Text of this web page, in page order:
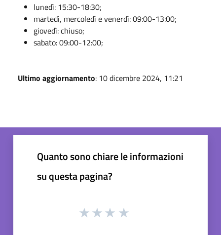
lunedì: 15:30-18:30;
martedì, mercoledì e venerdì: 09:00-13:00;
giovedì: chiuso;
sabato: 09:00-12:00;
Ultimo aggiornamento: 10 dicembre 2024, 11:21
Quanto sono chiare le informazioni
su questa pagina?